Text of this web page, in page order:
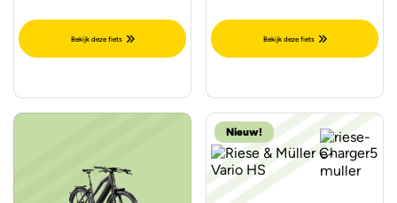
Bekijk deze fiets Bekijk deze fiets
Nieuw!